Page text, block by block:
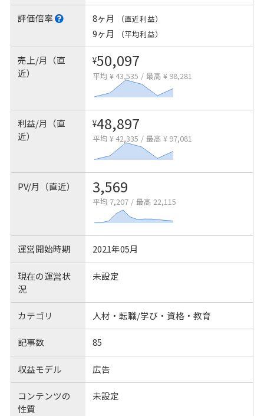
評価倍率 8ヶ月 （直近利益）
9ヶ月 （平均利益）
売上/月（直
近）
¥50,097
平均 ¥ 43,535 / 最高 ¥ 98,281
利益/月（直
近）
¥48,897
平均 ¥ 42,335 / 最高 ¥ 97,081
PV/月（直近） 3,569
平均 7,207 / 最高 22,115
運営開始時期 2021年05月
現在の運営状
況
未設定
カテゴリ 人材・転職/学び・資格・教育
記事数 85
収益モデル 広告
コンテンツの
性質
未設定